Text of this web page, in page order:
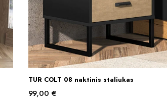
Į KREPŠELĮ
TUR COLT 08 naktinis staliukas
99,00€